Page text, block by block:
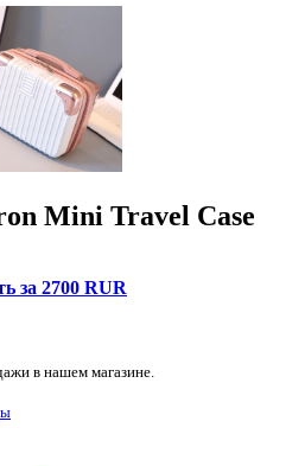
Mini Travel Case
за 2700 RUR
в нашем магазине.